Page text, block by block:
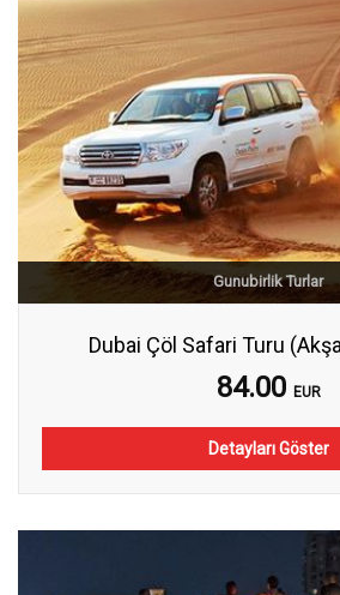
Gunubirlik Turlar
Dubai Çöl Safari Turu
84.00 EUR
Detayları Göster